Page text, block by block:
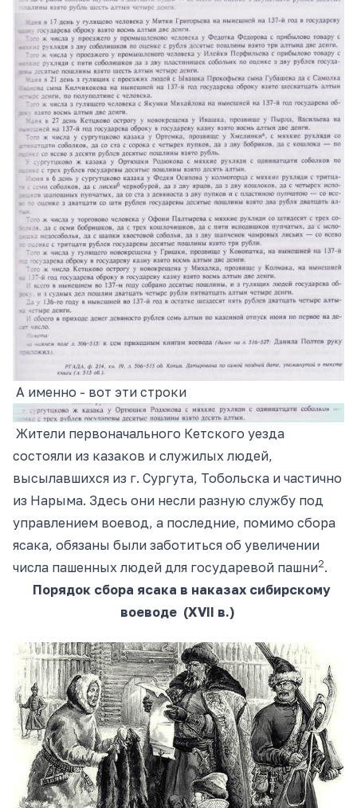
А именно - вот эти строки
Жители первоначального Кетского уезда
состояли из казаков и служилых людей,
высылавшихся из г. Сургута, Тобольска и частично
из Нарыма. Здесь они несли разную службу под
управлением воевод, а последние, помимо сбора
ясака, обязаны были заботиться об увеличении
числа пашенных людей для государевой пашни2.
Порядок сбора ясака в наказах сибирскому
воеводе (XVII в.)